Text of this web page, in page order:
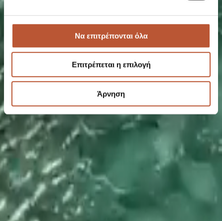
Να επιτρέπονται όλα
Επιτρέπεται η επιλογή
Άρνηση